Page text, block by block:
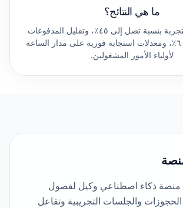
ما هي النتائج؟
زيادة تحويلات التجربة بنسبة تصل إلى ٤٥٪، وتقليل المدفوعات
المتأخرة بنسبة ٦٠٪، ومعدلات استجابة فورية على مدار الساعة
لأولياء الأمور المشغولين.
منصة ذكاء اصطناعي وكيل لفصول
الحجوزات والجلسات التجريبية وتفاعل